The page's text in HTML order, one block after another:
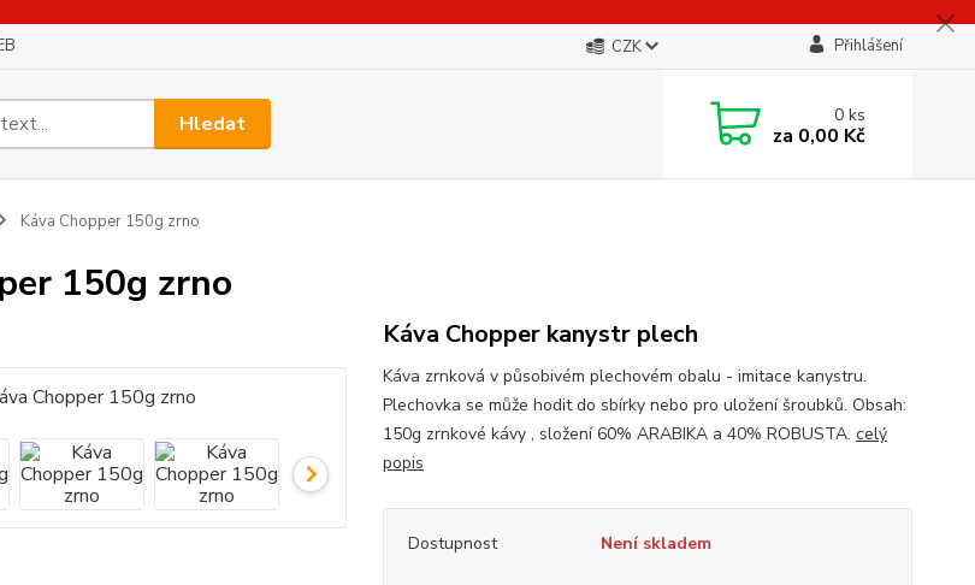
CZK Přihlášení
Hledat 0ks
za 0,00 Kč
Káva Chopper 150g zrno
150g zrno
Káva Chopper kanystr plech
Káva zrnková v působivém plechovém obalu - imitace kanystru.
Plechovka se může hodit do sbírky nebo pro uložení šroubků. Obsah:
150g zrnkové kávy , složení 60% ARABIKA a 40% ROBUSTA. celý
popis
Dostupnost Není skladem